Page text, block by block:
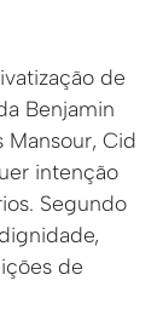
de
Benjamin
Mansour, Cid
intenção
Segundo
de